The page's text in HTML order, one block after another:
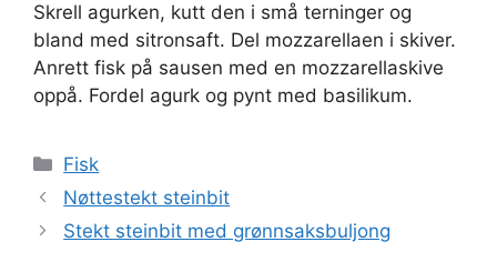
Skrell agurken, kutt den i små terninger og
bland med sitronsaft. Del mozzarellaen i skiver.
Anrett fisk på sausen med en mozzarellaskive
oppå. Fordel agurk og pynt med basilikum.
Kategorier
Fisk
Nøttestekt steinbit
Stekt steinbit med grønnsaksbuljong